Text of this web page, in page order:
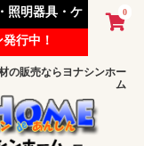
0
照明器具・ケ
ます。
行中！
の販売ならヨナシンホー
ム